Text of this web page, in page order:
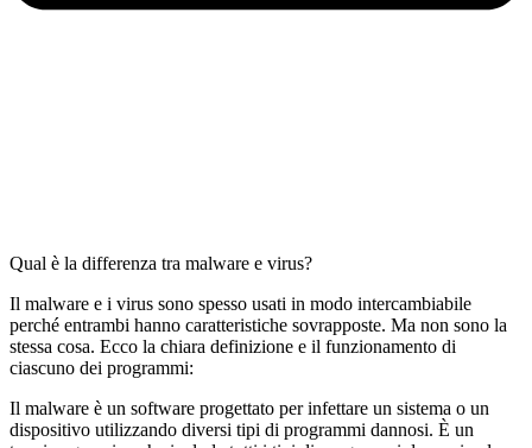
Qual è la differenza tra malware e virus?
Il malware e i virus sono spesso usati in modo intercambiabile
perché entrambi hanno caratteristiche sovrapposte. Ma non sono la
stessa cosa. Ecco la chiara definizione e il funzionamento di
ciascuno dei programmi:
Il malware è un software progettato per infettare un sistema o un
dispositivo utilizzando diversi tipi di programmi dannosi. È un